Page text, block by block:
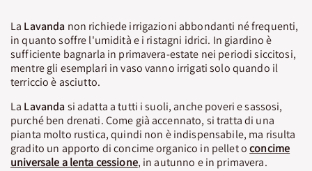
La Lavanda non richiede irrigazioni abbondanti né frequenti,
in quanto soffre l'umidità e i ristagni idrici. In giardino è
sufficiente bagnarla in primavera-estate nei periodi siccitosi,
mentre gli esemplari in vaso vanno irrigati solo quando il
terriccio è asciutto.
La Lavanda si adatta a tutti i suoli, anche poveri e sassosi,
purché ben drenati. Come già accennato, si tratta di una
pianta molto rustica, quindi non è indispensabile, ma risulta
gradito un apporto di concime organico in pellet oconcime
universale a lenta cessione, in autunno e in primavera.